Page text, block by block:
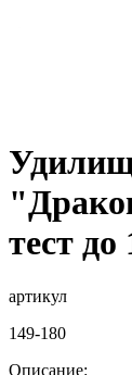
тест до
артикул
149-180
Описание: